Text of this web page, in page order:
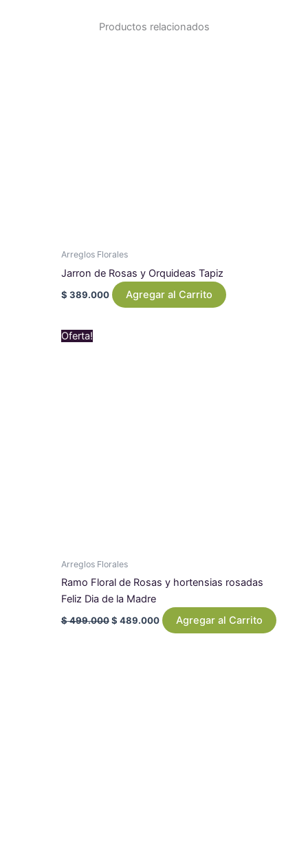
Productos relacionados
Arreglos Florales
Jarron de Rosas y Orquideas Tapiz
$ 389.000 Agregar al Carrito
Oferta!
Arreglos Florales
Ramo Floral de Rosas y hortensias rosadas
Feliz Dia de la Madre
$499.000 $ 489.000 Agregar al Carrito